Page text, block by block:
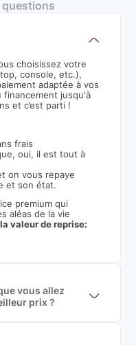
choisissez votre
console, etc.),
adaptée à vos
financement jusqu'à
et c’est parti !
frais
oui, il est tout à
on vous repaye
et son état.
premium qui
aléas de la vie
valeur de reprise:
vous allez
prix ?